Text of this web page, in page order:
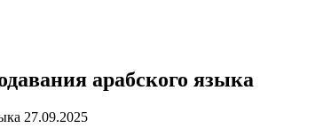
арабского языка
27.09.2025